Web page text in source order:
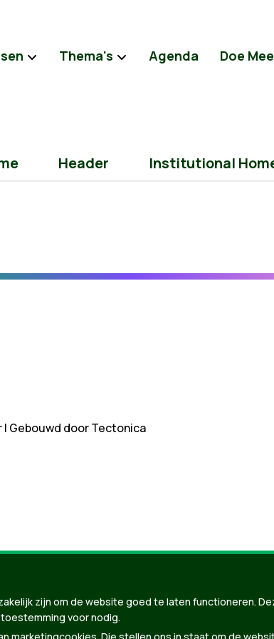
Thema's Agenda Doe Mee
Header Institutional
| Gebouwd doorTectonica
zijn om de website goed te laten functioneren.
voor nodig.